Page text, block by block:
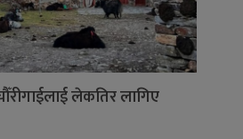
लेकतिर लागिए